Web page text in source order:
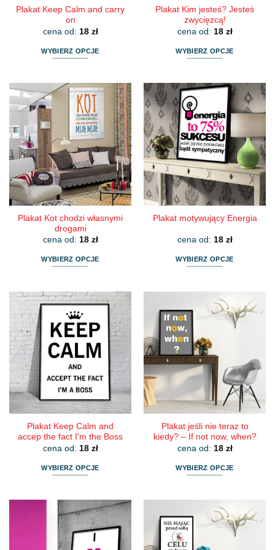
Plakat Keep Calm and carry
on
cena od: 18 zł
WYBIERZ OPCJE
ma
wiele
wariantów.
Opcje
można
wybrać
na
stronie
produktu
Plakat Kim jesteś? Jesteś
zwycięzcą!
cena od: 18 zł
WYBIERZ OPCJE
ma
wariantów.
Opcje
można
wybrać
na
stronie
produktu
Plakat Kot chodzi własnymi
drogami
cena od: 18 zł
WYBIERZ OPCJE
ma
wiele
wariantów.
Opcje
można
wybrać
na
stronie
produktu
Plakat motywujący Energia
cena od: 18 zł
WYBIERZ OPCJE
wiele
wariantów.
Opcje
można
wybrać
na
stronie
produktu
Plakat Keep Calm and
accep the fact I’m the Boss
cena od: 18 zł
WYBIERZ OPCJE
wiele
wariantów.
Opcje
Plakat jeśli nie teraz to
kiedy? – If not now, when?
cena od: 18 zł
WYBIERZ OPCJE
wiele
wariantów.
Opcje